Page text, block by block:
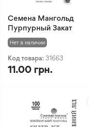
Семена Мангольд
Пурпурный Закат
Нет в наличии
Код товара: 31663
11.00 грн.